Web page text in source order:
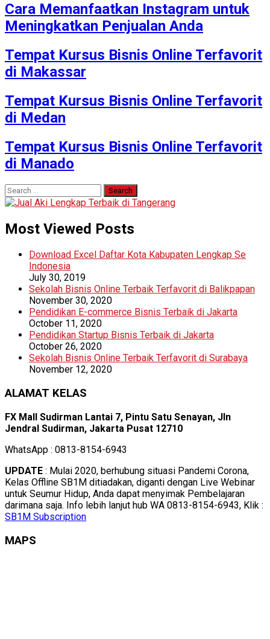
Cara Memanfaatkan Instagram untuk
Meningkatkan Penjualan Anda
Tempat Kursus Bisnis Online Terfavorit
di Makassar
Tempat Kursus Bisnis Online Terfavorit
di Medan
Tempat Kursus Bisnis Online Terfavorit
di Manado
Search
for:
Most Viewed Posts
Download Excel Daftar Kota Kabupaten Lengkap Se
Indonesia
July 30, 2019
Sekolah Bisnis Online Terbaik Terfavorit di Balikpapan
November 30, 2020
Pendidikan E-commerce Bisnis Terbaik di Jakarta
October 11, 2020
Pendidikan Startup Bisnis Terbaik di Jakarta
October 26, 2020
Sekolah Bisnis Online Terbaik Terfavorit di Surabaya
November 12, 2020
ALAMAT KELAS
FX Mall Sudirman Lantai 7, Pintu Satu Senayan, Jln
Jendral Sudirman, Jakarta Pusat 12710
WhatsApp : 0813-8154-6943
UPDATE : Mulai 2020, berhubung situasi Pandemi Corona,
Kelas Offline SB1M ditiadakan, diganti dengan Live Webinar
untuk Seumur Hidup, Anda dapat menyimak Pembelajaran
darimana saja. Info lebih lanjut hub WA 0813-8154-6943, Klik :
SB1M Subscription
MAPS